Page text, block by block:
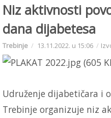
Niz aktivnosti
dana dijabetesa
Trebinje 13.11.2022. u 15:06
Udruženje dijabetičara i
Trebinje organizuje niz